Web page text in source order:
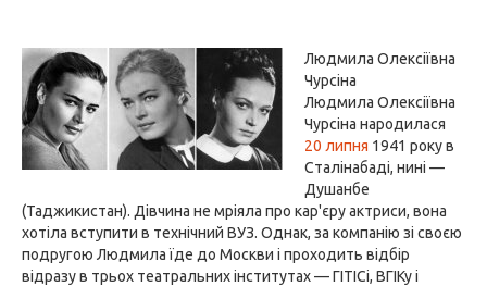
Людмила Олексіївна
Чурсіна
Людмила Олексіївна
Чурсіна народилася
20 липня 1941 року в
Сталінабаді, нині —
Душанбе
(Таджикистан). Дівчина не мріяла про кар'єру актриси, вона
хотіла вступити в технічний ВУЗ. Однак, за компанію зі своєю
подругою Людмила їде до Москви і проходить відбір
відразу в трьох театральних інститутах — ГІТІСі, ВГІКу і